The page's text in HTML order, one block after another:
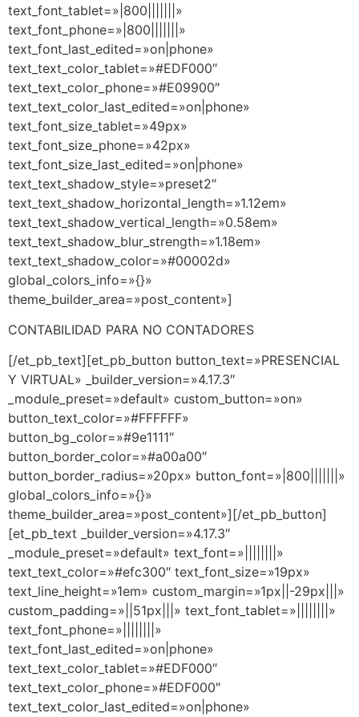
text_font_tablet=»|800|||||||»
text_font_phone=»|800|||||||»
text_font_last_edited=»on|phone»
text_text_color_tablet=»#EDF000″
text_text_color_phone=»#E09900″
text_text_color_last_edited=»on|phone»
text_font_size_tablet=»49px»
text_font_size_phone=»42px»
text_font_size_last_edited=»on|phone»
text_text_shadow_style=»preset2″
text_text_shadow_horizontal_length=»1.12em»
text_text_shadow_vertical_length=»0.58em»
text_text_shadow_blur_strength=»1.18em»
text_text_shadow_color=»#00002d»
global_colors_info=»{}»
theme_builder_area=»post_content»]
CONTABILIDAD PARA NO CONTADORES
[/et_pb_text][et_pb_button button_text=»PRESENCIAL
Y VIRTUAL» _builder_version=»4.17.3″
_module_preset=»default» custom_button=»on»
button_text_color=»#FFFFFF»
button_bg_color=»#9e1111″
button_border_color=»#a00a00″
button_border_radius=»20px» button_font=»|800|||||||»
global_colors_info=»{}»
theme_builder_area=»post_content»][/et_pb_button]
[et_pb_text _builder_version=»4.17.3″
_module_preset=»default» text_font=»||||||||»
text_text_color=»#efc300″ text_font_size=»19px»
text_line_height=»1em» custom_margin=»1px||-29px|||»
custom_padding=»||51px|||» text_font_tablet=»||||||||»
text_font_phone=»||||||||»
text_font_last_edited=»on|phone»
text_text_color_tablet=»#EDF000″
text_text_color_phone=»#EDF000″
text_text_color_last_edited=»on|phone»